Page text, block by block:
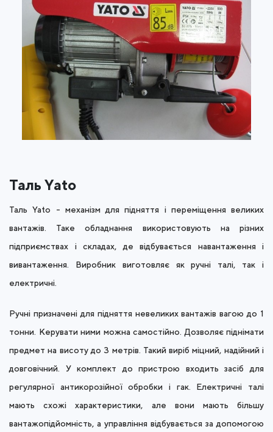
Таль Yato
Таль Yato - механізм для підняття і переміщення великих
вантажів. Таке обладнання використовують на різних
підприємствах і складах, де відбувається навантаження і
вивантаження. Виробник виготовляє як ручні талі, так і
електричні.
Ручні призначені для підняття невеликих вантажів вагою до 1
тонни. Керувати ними можна самостійно. Дозволяє піднімати
предмет на висоту до 3 метрів. Такий виріб міцний, надійний і
довговічний. У комплект до пристрою входить засіб для
регулярної антикорозійної обробки і гак. Електричні талі
мають схожі характеристики, але вони мають більшу
вантажопідйомність, а управління відбувається за допомогою